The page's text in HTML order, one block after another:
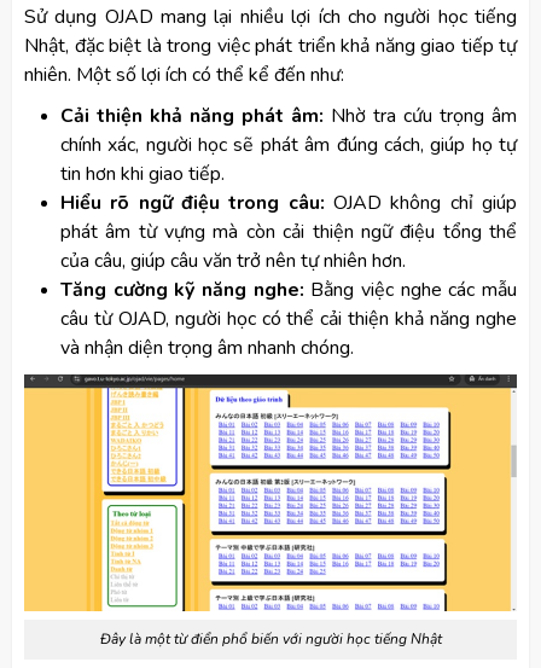
Sử dụng OJAD mang lại nhiều lợi ích cho người học tiếng
Nhật, đặc biệt là trong việc phát triển khả năng giao tiếp tự
nhiên. Một số lợi ích có thể kể đến như:
Cải thiện khả năng phát âm: Nhờ tra cứu trọng âm
chính xác, người học sẽ phát âm đúng cách, giúp họ tự
tin hơn khi giao tiếp.
Hiểu rõ ngữ điệu trong câu: OJAD không chỉ giúp
phát âm từ vựng mà còn cải thiện ngữ điệu tổng thể
của câu, giúp câu văn trở nên tự nhiên hơn.
Tăng cường kỹ năng nghe: Bằng việc nghe các mẫu
câu từ OJAD, người học có thể cải thiện khả năng nghe
và nhận diện trọng âm nhanh chóng.
Đây là một từ điển phổ biến với người học tiếng Nhật